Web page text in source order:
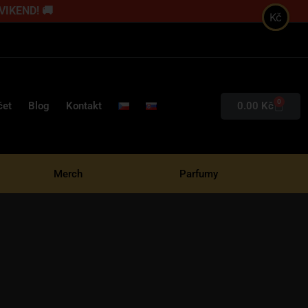
🚚
Blog Kontakt 0.00 Kč 0
Merch Parfumy
Kč